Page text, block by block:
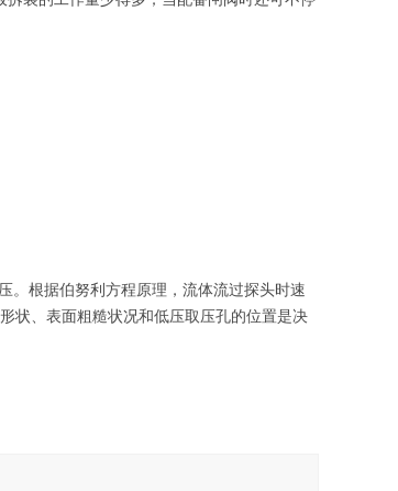
。根据伯努利方程原理，流体流过探头时速
状、表面粗糙状况和低压取压孔的位置是决